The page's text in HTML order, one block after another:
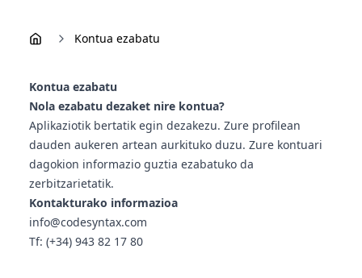
Kontua ezabatu
Kontua ezabatu
Nola ezabatu dezaket nire kontua?
Aplikaziotik bertatik egin dezakezu. Zure profilean
dauden aukeren artean aurkituko duzu. Zure kontuari
dagokion informazio guztia ezabatuko da
zerbitzarietatik.
Kontakturako informazioa
info@codesyntax.com
Tf: (+34) 943 82 17 80